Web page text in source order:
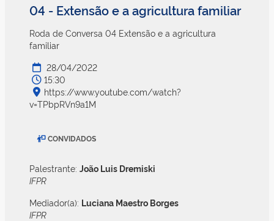
04 - Extensão e a agricultura familiar
Roda de Conversa 04 Extensão e a agricultura
familiar
28/04/2022
15:30
https://www.youtube.com/watch?
v=TPbpRVn9a1M
CONVIDADOS
Palestrante: João Luis Dremiski
IFPR
Mediador(a): Luciana Maestro Borges
IFPR